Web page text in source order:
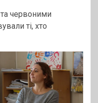
червоними
ті, хто